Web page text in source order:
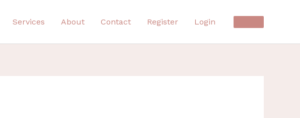
Services About Contact Register Login